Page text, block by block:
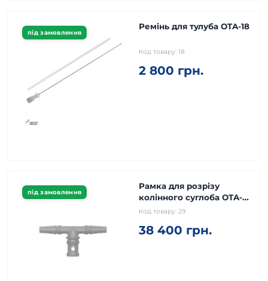
під замовлення
Ремінь для тулуба OTA-18
Код товару: 18
2 800 грн.
під замовлення
Рамка для розрізу
колінного суглоба OTA-
29
Код товару: 29
38 400 грн.